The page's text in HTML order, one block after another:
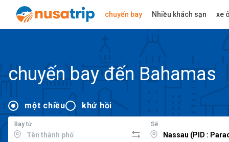
chuyến bay Nhiều khách sạn xe
chuyến bay đến Bahamas
một chiều khứ hồi
Bay từ Sẽ